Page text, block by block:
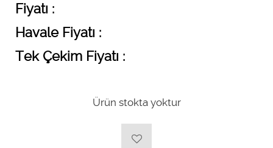
Fiyatı :
Havale Fiyatı :
Tek Çekim Fiyatı :
Ürün stokta yoktur